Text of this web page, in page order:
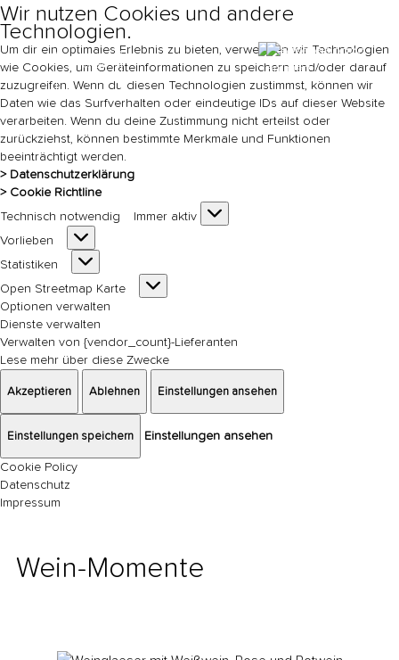
Wir nutzen Cookies und andere
Technologien.
Um dir ein optimales Erlebnis zu bieten, verwenden wir Technologien
wie Cookies, um Geräteinformationen zu speichern und/oder darauf
zuzugreifen. Wenn du diesen Technologien zustimmst, können wir
Daten wie das Surfverhalten oder eindeutige IDs auf dieser Website
verarbeiten. Wenn du deine Zustimmung nicht erteilst oder
zurückziehst, können bestimmte Merkmale und Funktionen
beeinträchtigt werden.
> Datenschutzerklärung
> Cookie Richtline
Technisch notwendig
Immer aktiv
Vorlieben
Vorlieben
Statistiken
Statistiken
Open Streetmap Karte
Open
Streetmap
Optionen verwalten
Dienste verwalten
Verwalten von {vendor_count}-Lieferanten
Lese mehr über diese Zwecke
Akzeptieren Ablehnen Einstellungen ansehen
Einstellungen speichern Einstellungen ansehen
Cookie Policy
Datenschutz
Impressum
Ticket
Wein-Momente